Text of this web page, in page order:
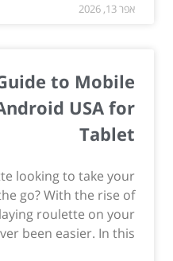
אפר 13, 2026
to Mobile
USA for
Tablet
looking to take your
go? With the rise of
roulette on your
been easier. In this...